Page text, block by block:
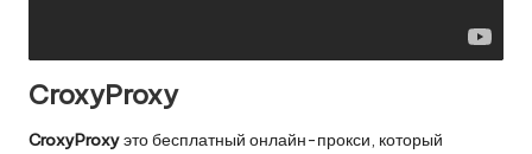
CroxyProxy
CroxyProxyэто бесплатный онлайн-прокси, который